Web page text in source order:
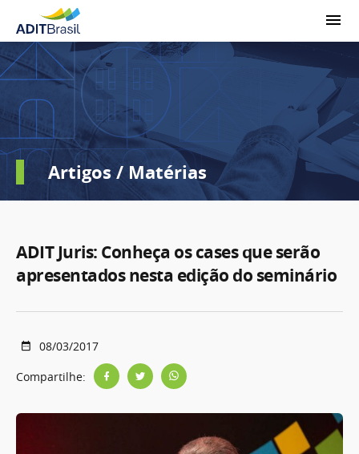
Artigos / Matérias
ADIT Juris: Conheça os cases que serão
apresentados nesta edição do seminário
08/03/2017
Compartilhe: